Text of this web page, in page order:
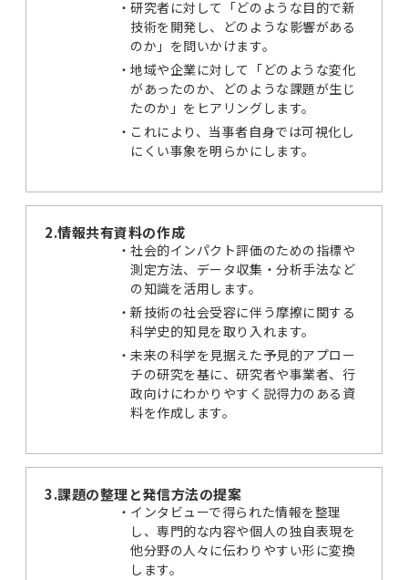
研究者に対して「どのような目的で新
技術を開発し、どのような影響がある
のか」を問いかけます。
地域や企業に対して「どのような変化
があったのか、どのような課題が生じ
たのか」をヒアリングします。
これにより、当事者自身では可視化し
にくい事象を明らかにします。
2.情報共有資料の作成
社会的インパクト評価のための指標や
測定方法、データ収集・分析手法など
の知識を活用します。
新技術の社会受容に伴う摩擦に関する
科学史的知見を取り入れます。
未来の科学を見据えた予見的アプロー
チの研究を基に、研究者や事業者、行
政向けにわかりやすく説得力のある資
料を作成します。
3.課題の整理と発信方法の提案
インタビューで得られた情報を整理
し、専門的な内容や個人の独自表現を
他分野の人々に伝わりやすい形に変換
します。